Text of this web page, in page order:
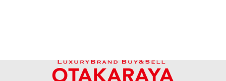
Aquamarine brooch 12.16 ct